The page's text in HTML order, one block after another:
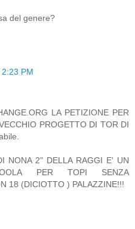
del genere?
PM
LA PETIZIONE PER
PROGETTO DI TOR DI
NONA 2" DELLA RAGGI E' UN
PER TOPI SENZA
18 (DICIOTTO ) PALAZZINE!!!